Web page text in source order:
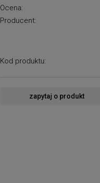
Ocena:
Producent:
Kod produktu:
zapytaj o produkt